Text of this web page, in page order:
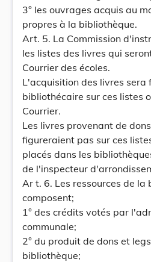
3° les ouvrages acquis au
propres à la bibliothèque.
Art. 5. La Commission
les listes des livres qui
Courrier des écoles.
L'acquisition des livres sera
bibliothécaire sur ces listes
Courrier.
Les livres provenant de
figureraient pas sur ces
placés dans les
de l'inspecteur
Ar t. 6. Les ressources de la
composent;
1° des crédits votés par
communale;
2° du produit de dons et
bibliothèque;